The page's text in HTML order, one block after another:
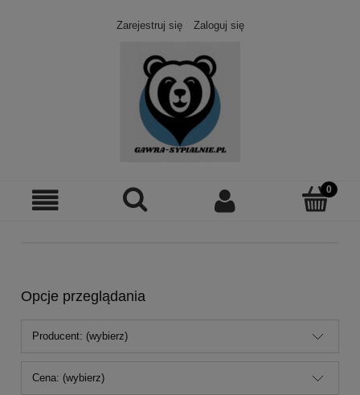
Zarejestruj się Zaloguj się
Opcje przeglądania
Producent: (wybierz)
Cena: (wybierz)